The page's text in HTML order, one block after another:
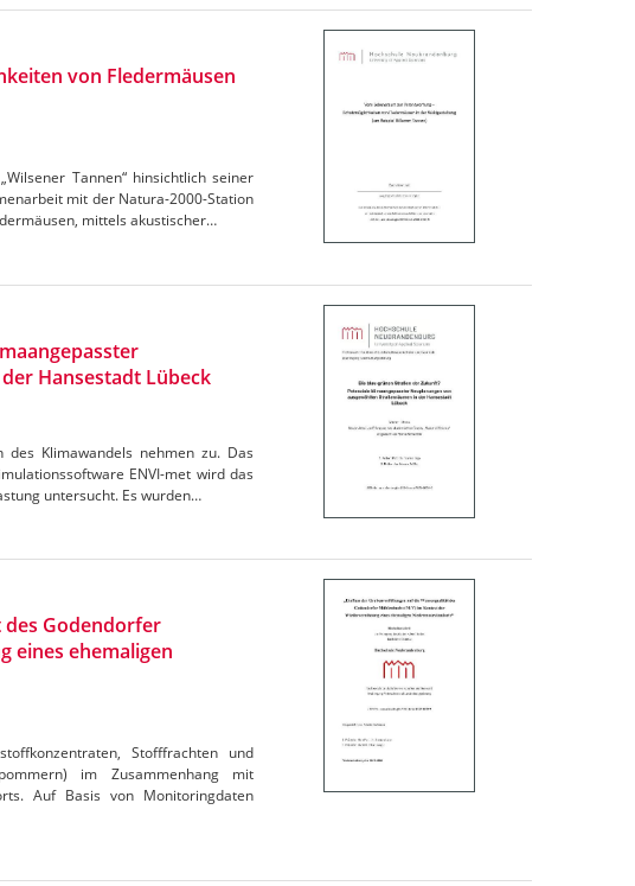
von Fledermäusen
Tannen“ hinsichtlich seiner
mit der Natura-2000-Station
mittels akustischer…
Hansestadt Lübeck
des Klimawandels nehmen zu. Das
ENVI-met wird das
untersucht. Es wurden…
des Godendorfer
eines ehemaligen
Stofffrachten und
im Zusammenhang mit
Auf Basis von Monitoringdaten